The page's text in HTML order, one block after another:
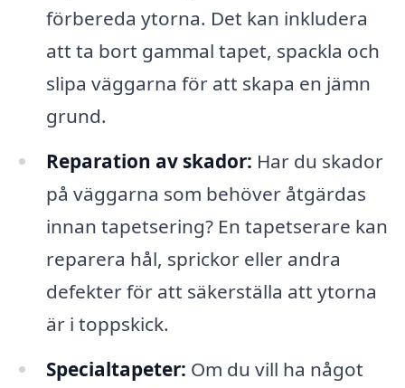
förbereda ytorna. Det kan inkludera
att ta bort gammal tapet, spackla och
slipa väggarna för att skapa en jämn
grund.
Reparation av skador: Har du skador
på väggarna som behöver åtgärdas
innan tapetsering? En tapetserare kan
reparera hål, sprickor eller andra
defekter för att säkerställa att ytorna
är i toppskick.
Specialtapeter: Om du vill ha något